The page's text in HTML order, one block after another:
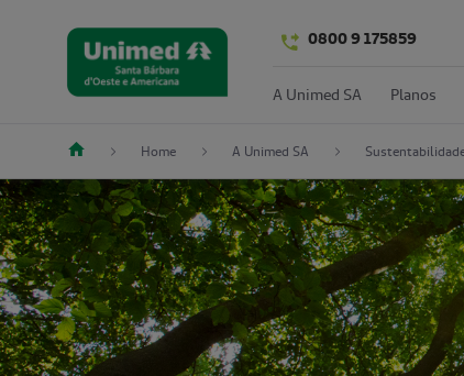
0800 9 175859
A Unimed SA Planos
Home A Unimed SA